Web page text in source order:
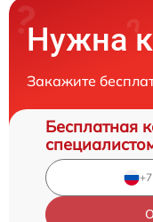
Нужна
Закажите
Бесплатная